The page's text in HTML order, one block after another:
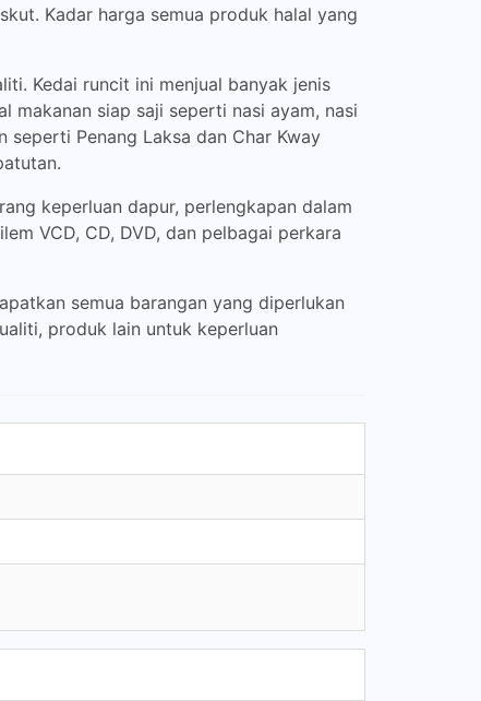
Kadar harga semua produk halal yang
Kedai runcit ini menjual banyak jenis
makanan siap saji seperti nasi ayam, nasi
Penang Laksa dan Char Kway
keperluan dapur, perlengkapan dalam
VCD, CD, DVD, dan pelbagai perkara
semua barangan yang diperlukan
produk lain untuk keperluan